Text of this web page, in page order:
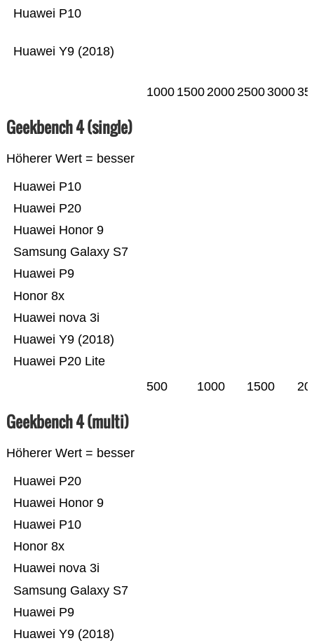
Huawei Y9 (2018)
Huawei P10
1000 1500200025003000
Geekbench 4 (single)
Höherer Wert = besser
Huawei P20 Lite
Huawei Y9 (2018)
Huawei nova 3i
Honor 8x
Huawei P9
Samsung Galaxy S7
Huawei Honor 9
Huawei P20
Huawei P10
500 1000 1500
Geekbench 4 (multi)
Höherer Wert = besser
Huawei Y9 (2018)
Huawei P9
Samsung Galaxy S7
Huawei nova 3i
Honor 8x
Huawei P10
Huawei Honor 9
Huawei P20